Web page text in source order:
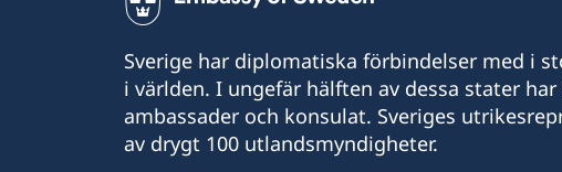
Sverige har diplomatiska förbindelser med i
i världen. I ungefär hälften av dessa stater har
ambassader och konsulat. Sveriges
av drygt 100 utlandsmyndigheter.